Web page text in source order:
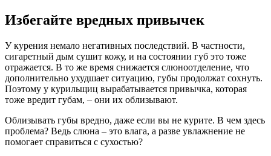
Избегайте вредных привычек
У курения немало негативных последствий. В частности,
сигаретный дым сушит кожу, и на состоянии губ это тоже
отражается. В то же время снижается слюноотделение, что
дополнительно ухудшает ситуацию, губы продолжат сохнуть.
Поэтому у курильщиц вырабатывается привычка, которая
тоже вредит губам, – они их облизывают.
Облизывать губы вредно, даже если вы не курите. В чем здесь
проблема? Ведь слюна – это влага, а разве увлажнение не
помогает справиться с сухостью?